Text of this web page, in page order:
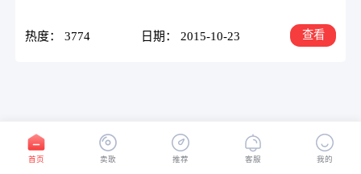
热度： 3774 日期： 2015-10-23 查看
末页
首页 卖歌 推荐 客服 我的